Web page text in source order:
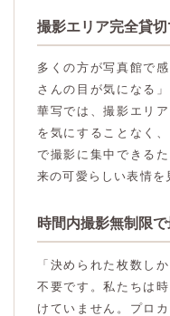
撮影エリア完全貸
多くの方が写真館で
さんの目が気になる
華写では、撮影エリ
を気にすることなく
で撮影に集中できる
来の可愛らしい表情を
時間内撮影無制限
「決められた枚数し
不要です。私たちは
けていません。プロ